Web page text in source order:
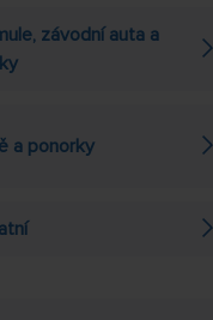
závodní auta a
a ponorky